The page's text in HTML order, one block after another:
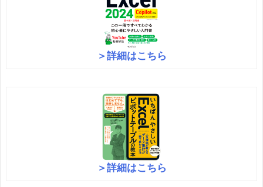
＞詳細はこちら
＞詳細はこちら